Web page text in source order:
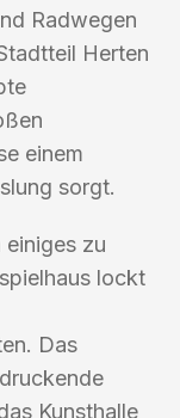
Radwegen
Herten
einem
sorgt.
einiges zu
lockt
Das
Kunsthalle